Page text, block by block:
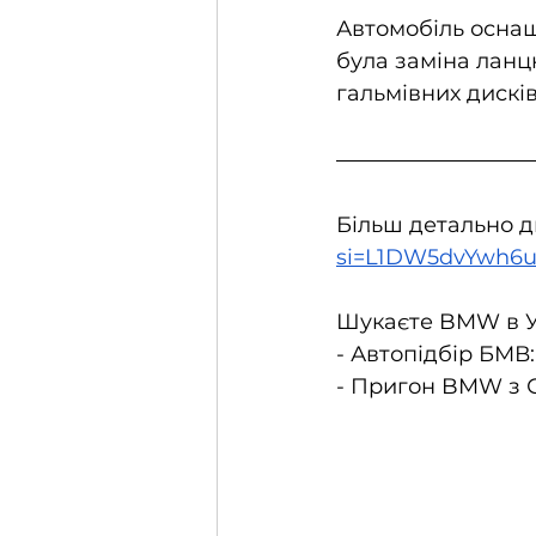
Автомобіль
була заміна
гальмівних
Більш детально
Шукаєте BMW в
- Автопідбір
- Пригон BMW